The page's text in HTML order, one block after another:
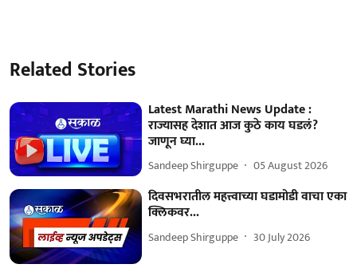
Related Stories
Latest Marathi News Update :
राज्यासह देशात आज कुठे काय घडलं?
जाणून घ्या...
Sandeep Shirguppe 05 August 2026
दिवसभरातील महत्त्वाच्या घडामोडी वाचा एका
क्लिकवर...
Sandeep Shirguppe 30 July 2026